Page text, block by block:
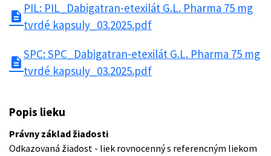
description
PIL: PIL_Dabigatran-etexilát G.L. Pharma 75 mg
tvrdé kapsuly_03.2025.pdf
description
SPC: SPC_Dabigatran-etexilát G.L. Pharma 75 mg
tvrdé kapsuly_03.2025.pdf
Popis lieku
Právny základ žiadosti
Odkazovaná žiadost - liek rovnocenný s referencným liekom